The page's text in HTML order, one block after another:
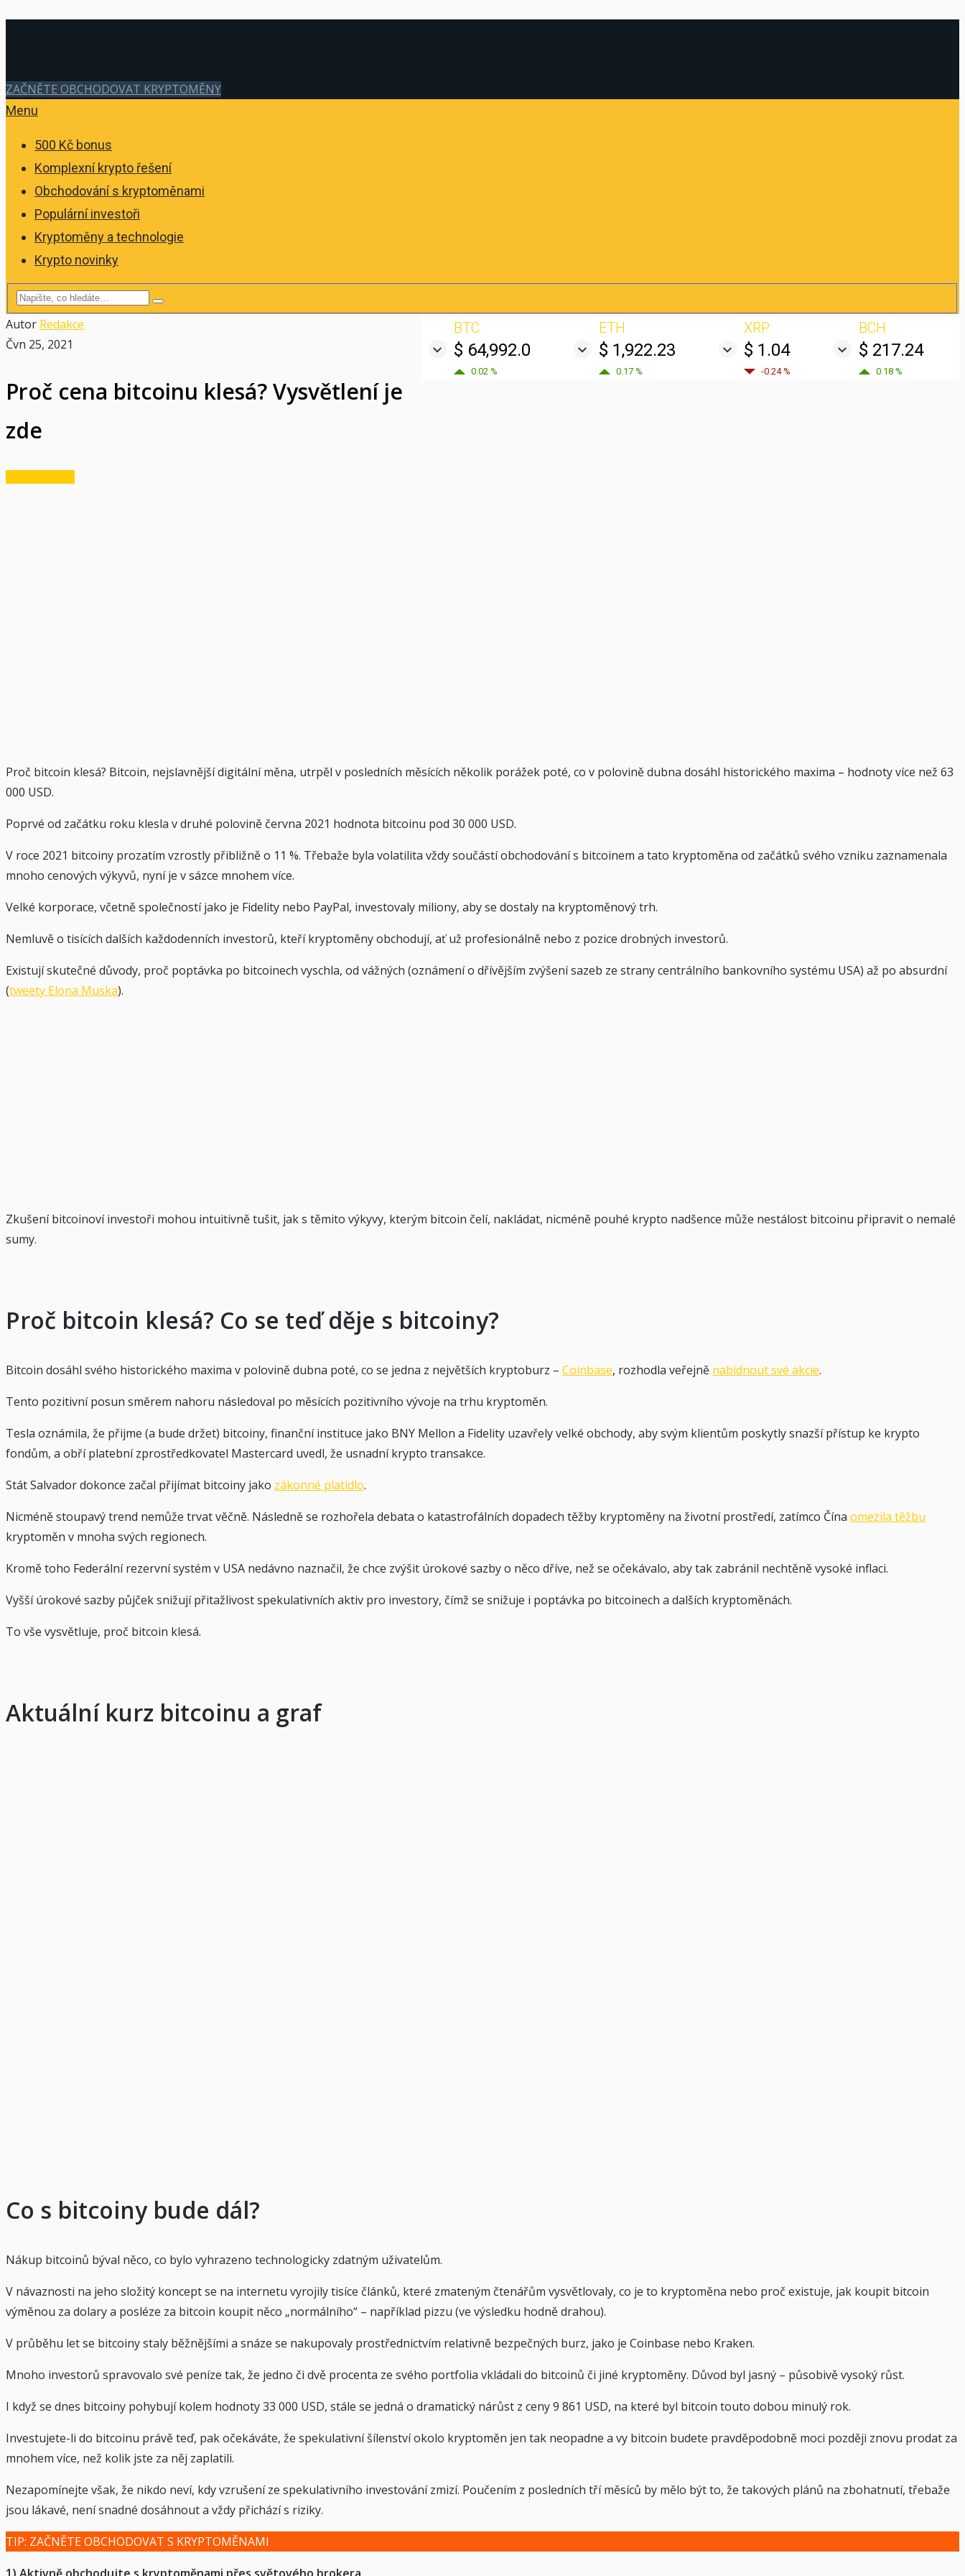
ZAČNĚTE OBCHODOVAT KRYPTOMĚNY
Menu
500 Kč bonus
Komplexní krypto řešení
Obchodování s kryptoměnami
Populární investoři
Kryptoměny a technologie
Krypto novinky
BTC
$ 64,992.0
0.02 %
ETH
$ 1,922.23
0.17 %
XRP
$ 1.04
-0.24 %
BCH
$ 217.24
0.18 %
Autor Redakce
Čvn 25, 2021
Proč cena bitcoinu klesá? Vysvětlení je
zde
Proč bitcoin klesá? Bitcoin, nejslavnější digitální měna, utrpěl v posledních měsících několik porážek poté, co v polovině dubna dosáhl historického maxima – hodnoty více než 63
000 USD.
Poprvé od začátku roku klesla v druhé polovině června 2021 hodnota bitcoinu pod 30 000 USD.
V roce 2021 bitcoiny prozatím vzrostly přibližně o 11 %. Třebaže byla volatilita vždy součástí obchodování s bitcoinem a tato kryptoměna od začátků svého vzniku zaznamenala
mnoho cenových výkyvů, nyní je v sázce mnohem více.
Velké korporace, včetně společností jako je Fidelity nebo PayPal, investovaly miliony, aby se dostaly na kryptoměnový trh.
Nemluvě o tisících dalších každodenních investorů, kteří kryptoměny obchodují, ať už profesionálně nebo z pozice drobných investorů.
Existují skutečné důvody, proč poptávka po bitcoinech vyschla, od vážných (oznámení o dřívějším zvýšení sazeb ze strany centrálního bankovního systému USA) až po absurdní
(tweety Elona Muska).
Zkušení bitcoinoví investoři mohou intuitivně tušit, jak s těmito výkyvy, kterým bitcoin čelí, nakládat, nicméně pouhé krypto nadšence může nestálost bitcoinu připravit o nemalé
sumy.
Proč bitcoin klesá? Co se teď děje s bitcoiny?
Bitcoin dosáhl svého historického maxima v polovině dubna poté, co se jedna z největších kryptoburz – Coinbase, rozhodla veřejně nabídnout své akcie.
Tento pozitivní posun směrem nahoru následoval po měsících pozitivního vývoje na trhu kryptoměn.
Tesla oznámila, že přijme (a bude držet) bitcoiny, finanční instituce jako BNY Mellon a Fidelity uzavřely velké obchody, aby svým klientům poskytly snazší přístup ke krypto
fondům, a obří platební zprostředkovatel Mastercard uvedl, že usnadní krypto transakce.
Stát Salvador dokonce začal přijímat bitcoiny jako zákonné platidlo.
Nicméně stoupavý trend nemůže trvat věčně. Následně se rozhořela debata o katastrofálních dopadech těžby kryptoměny na životní prostředí, zatímco Čína omezila těžbu
kryptoměn v mnoha svých regionech.
Kromě toho Federální rezervní systém v USA nedávno naznačil, že chce zvýšit úrokové sazby o něco dříve, než se očekávalo, aby tak zabránil nechtěně vysoké inflaci.
Vyšší úrokové sazby půjček snižují přitažlivost spekulativních aktiv pro investory, čímž se snižuje i poptávka po bitcoinech a dalších kryptoměnách.
To vše vysvětluje, proč bitcoin klesá.
Aktuální kurz bitcoinu a graf
Co s bitcoiny bude dál?
Nákup bitcoinů býval něco, co bylo vyhrazeno technologicky zdatným uživatelům.
V návaznosti na jeho složitý koncept se na internetu vyrojily tisíce článků, které zmateným čtenářům vysvětlovaly, co je to kryptoměna nebo proč existuje, jak koupit bitcoin
výměnou za dolary a posléze za bitcoin koupit něco „normálního“ – například pizzu (ve výsledku hodně drahou).
V průběhu let se bitcoiny staly běžnějšími a snáze se nakupovaly prostřednictvím relativně bezpečných burz, jako je Coinbase nebo Kraken.
Mnoho investorů spravovalo své peníze tak, že jedno či dvě procenta ze svého portfolia vkládali do bitcoinů či jiné kryptoměny. Důvod byl jasný – působivě vysoký růst.
I když se dnes bitcoiny pohybují kolem hodnoty 33 000 USD, stále se jedná o dramatický nárůst z ceny 9 861 USD, na které byl bitcoin touto dobou minulý rok.
Investujete-li do bitcoinu právě teď, pak očekáváte, že spekulativní šílenství okolo kryptoměn jen tak neopadne a vy bitcoin budete pravděpodobně moci později znovu prodat za
mnohem více, než kolik jste za něj zaplatili.
Nezapomínejte však, že nikdo neví, kdy vzrušení ze spekulativního investování zmizí. Poučením z posledních tří měsíců by mělo být to, že takových plánů na zbohatnutí, třebaže
jsou lákavé, není snadné dosáhnout a vždy přichází s riziky.
TIP: ZAČNĚTE OBCHODOVAT S KRYPTOMĚNAMI